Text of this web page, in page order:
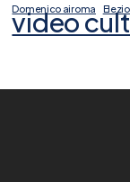
Domenico airoma
video